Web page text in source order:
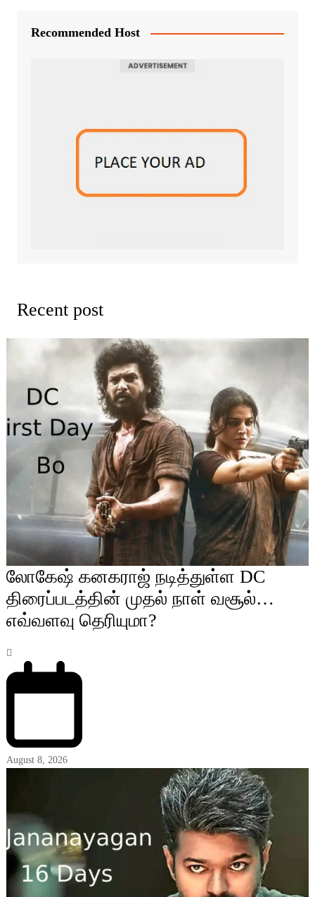
Recommended Host
Recent post
லோகேஷ் கனகராஜ் நடித்துள்ள DC
திரைப்படத்தின் முதல் நாள் வசூல்…
எவ்வளவு தெரியுமா?
August 8, 2026